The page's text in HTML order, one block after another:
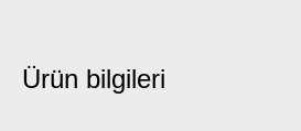
Ürün bilgileri